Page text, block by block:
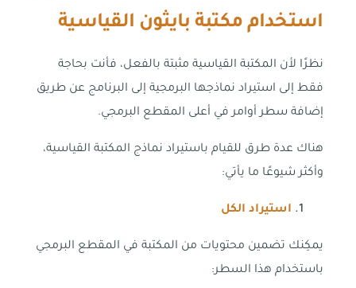
استخدام مكتبة بايثون القياسية
نظرًا لأن المكتبة القياسية مثبتة بالفعل، فأنت بحاجة
فقط إلى استيراد نماذجها البرمجية إلى البرنامج عن طريق
إضافة سطر أوامر في أعلى المقطع البرمجي.
هناك عدة طرق للقيام باستيراد نماذج المكتبة القياسية،
وأكثر شيوعًا ما يأتي:
استيراد الكل
يمكِنك تضمين محتويات من المكتبة في المقطع البرمجي
باستخدام هذا السطر: